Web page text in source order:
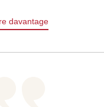
davantage